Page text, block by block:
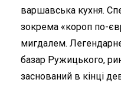
варшавська кухня.
зокрема «короп по-
мигдалем.
базар Ружицького,
заснований в кінці